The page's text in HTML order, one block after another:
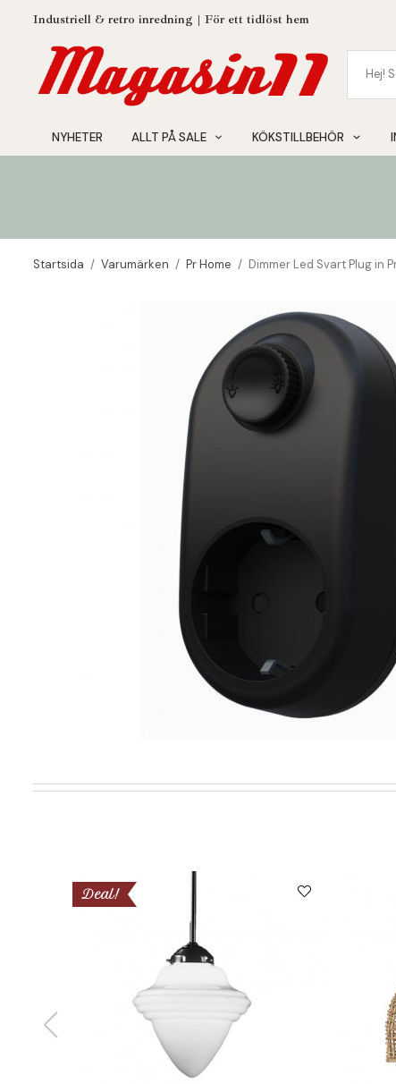
Industriell & retro inredning | För ett tidlöst hem
NYHETER ALLT PÅ SALE KÖKSTILLBEHÖR
Startsida / Varumärken / Pr Home / Dimmer Led Svart Plug in
Deal!